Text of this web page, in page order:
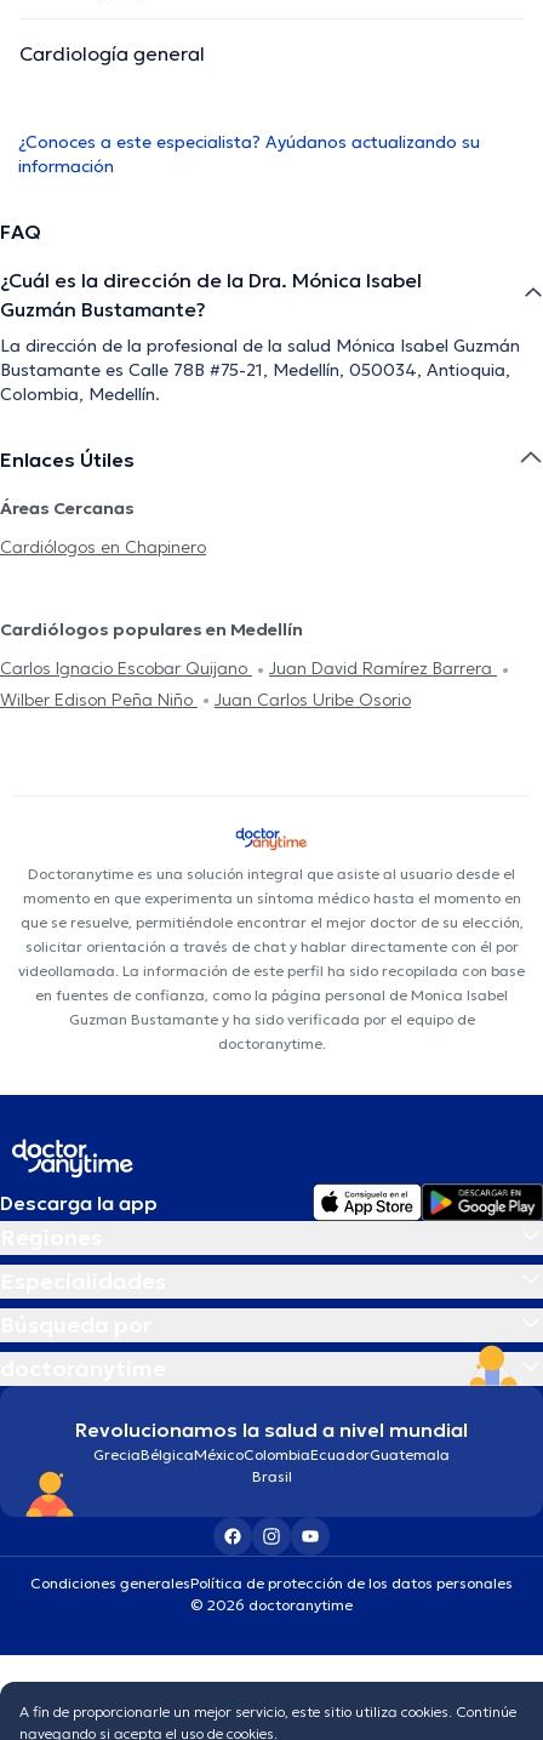
Cardiología general
¿Conoces a este especialista? Ayúdanos actualizando su
información
FAQ
¿Cuál es la dirección de la Dra. Mónica Isabel
Guzmán Bustamante?
La dirección de la profesional de la salud Mónica Isabel Guzmán
Bustamante es Calle 78B #75-21, Medellín, 050034, Antioquia,
Colombia, Medellín.
Enlaces Útiles
Áreas Cercanas
Cardiólogos en Chapinero
Cardiólogos populares en Medellín
Carlos Ignacio Escobar Quijano
Juan David Ramírez Barrera
Wilber Edison Peña Niño
Juan Carlos Uribe Osorio
Doctoranytime es una solución integral que asiste al usuario desde el
momento en que experimenta un síntoma médico hasta el momento en
que se resuelve, permitiéndole encontrar el mejor doctor de su elección,
solicitar orientación a través de chat y hablar directamente con él por
videollamada. La información de este perfil ha sido recopilada con base
en fuentes de confianza, como la página personal de Monica Isabel
Guzman Bustamante y ha sido verificada por el equipo de
doctoranytime.
Descarga la app
Revolucionamos la salud a nivel mundial
GreciaBélgicaMéxicoColombiaEcuadorGuatemala
Brasil
Condiciones generalesPolítica de protección de los datos personales
© 2026 doctoranytime
A fin de proporcionarle un mejor servicio, este sitio utiliza cookies. Continúe
navegando si acepta el uso de cookies.